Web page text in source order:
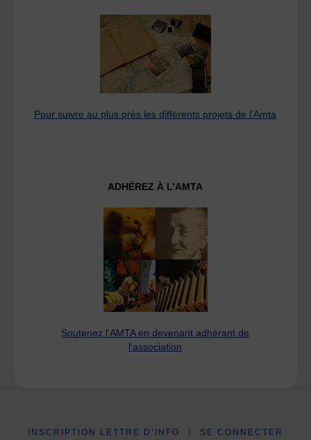
Pour suivre au plus près les différents projets de l’Amta
ADHÉREZ À L’AMTA
Soutenez l'AMTA en devenant adhérant de
l'association
INSCRIPTION LETTRE D’INFO SE CONNECTER